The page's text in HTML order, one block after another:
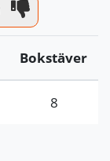
Bokstäver
8